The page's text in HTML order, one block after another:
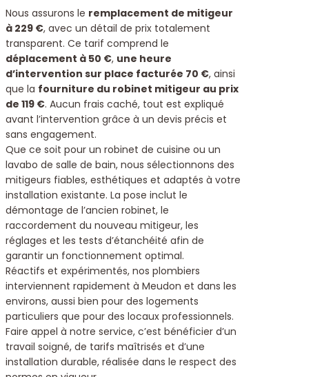
Nous assurons le remplacement de mitigeur
à 229 €, avec un détail de prix totalement
transparent. Ce tarif comprend le
déplacement à 50 €, une heure
d’intervention sur place facturée 70 €, ainsi
que la fourniture du robinet mitigeur au prix
de 119 €. Aucun frais caché, tout est expliqué
avant l’intervention grâce à un devis précis et
sans engagement.
Que ce soit pour un robinet de cuisine ou un
lavabo de salle de bain, nous sélectionnons des
mitigeurs fiables, esthétiques et adaptés à votre
installation existante. La pose inclut le
démontage de l’ancien robinet, le
raccordement du nouveau mitigeur, les
réglages et les tests d’étanchéité afin de
garantir un fonctionnement optimal.
Réactifs et expérimentés, nos plombiers
interviennent rapidement à Meudon et dans les
environs, aussi bien pour des logements
particuliers que pour des locaux professionnels.
Faire appel à notre service, c’est bénéficier d’un
travail soigné, de tarifs maîtrisés et d’une
installation durable, réalisée dans le respect des